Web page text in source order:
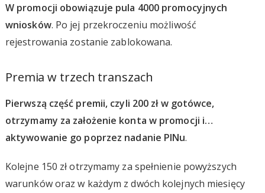
W promocji obowiązuje pula 4000 promocyjnych
wniosków. Po jej przekroczeniu możliwość
rejestrowania zostanie zablokowana.
Premia w trzech transzach
Pierwszą część premii, czyli 200 zł w gotówce,
otrzymamy za założenie konta w promocji i…
aktywowanie go poprzez nadanie PINu.
Kolejne 150 zł otrzymamy za spełnienie powyższych
warunków oraz w każdym z dwóch kolejnych miesięcy